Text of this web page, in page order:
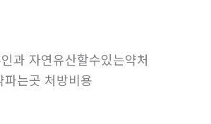
과 자연유산할수있는약처
는곳 처방비용